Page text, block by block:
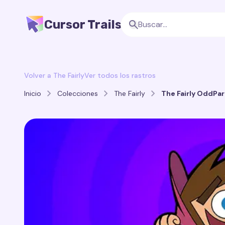
Cursor Trails
Volver a The FairlyVer todos los rastros
Inicio
Colecciones The Fairly The Fairly